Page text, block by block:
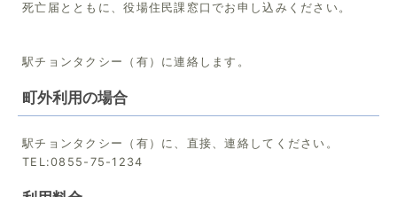
死亡届とともに、役場住民課窓口でお申し込みください。
駅チョンタクシー（有）に連絡します。
町外利用の場合
駅チョンタクシー（有）に、直接、連絡してください。
TEL:0855-75-1234